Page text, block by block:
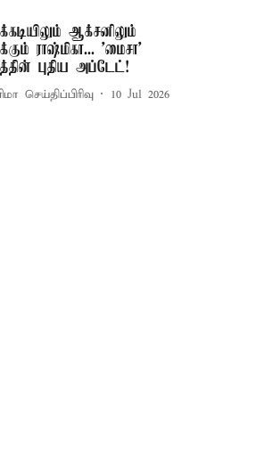
ஆக்சனிலும்
ராஷ்மிகா... 'மைசா'
புதிய அப்டேட்!
செய்திப்பிரிவு 10 Jul 2026